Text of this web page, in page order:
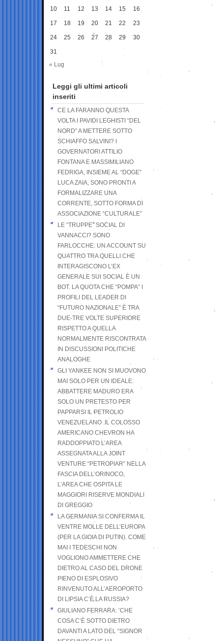
10 11 12 13 14 15 16
17 18 19 20 21 22 23
24 25 26 27 28 29 30
31
« Lug
Leggi gli ultimi articoli
inseriti
CE LA FARANNO QUESTA
VOLTA I PAVIDI LEGHISTI “DEL
NORD” A METTERE SOTTO
SCHIAFFO SALVINI? I
GOVERNATORI ATTILIO
FONTANA E MASSIMILIANO
FEDRIGA, INSIEME AL “DOGE”
LUCA ZAIA, SONO PRONTI A
FORMALIZZARE UNA
CORRENTE, SOTTO FORMA DI
ASSOCIAZIONE “CULTURALE”
LE “TRUPPE” SOCIAL DI
VANNACCI? SONO
FARLOCCHE: UN ACCOUNT SU
QUATTRO TRA QUELLI CHE
INTERAGISCONO L’EX
GENERALE SUI SOCIAL È UN
BOT. LA QUOTA CHE “POMPA” I
PROFILI DEL LEADER DI
“FUTURO NAZIONALE” È TRA
DUE-TRE VOLTE SUPERIORE
RISPETTO A QUELLA
NORMALMENTE RISCONTRATA
IN DISCUSSIONI POLITICHE
ANALOGHE
GLI YANKEE NON SI MUOVONO
MAI SOLO PER UN IDEALE:
ABBATTERE MADURO ERA
SOLO UN PRETESTO PER
PAPPARSI IL PETROLIO
VENEZUELANO .IL COLOSSO
AMERICANO CHEVRON HA
RADDOPPIATO L’AREA
ASSEGNATA ALLA JOINT
VENTURE “PETROPIAR” NELLA
FASCIA DELL’ORINOCO,
L’AREA CHE OSPITA LE
MAGGIORI RISERVE MONDIALI
DI GREGGIO
LA GERMANIA SI CONFERMA IL
VENTRE MOLLE DELL’EUROPA
(PER LA GIOIA DI PUTIN). COME
MAI I TEDESCHI NON
VOGLIONO AMMETTERE CHE
DIETRO AL CASO DEL DRONE
PIENO DI ESPLOSIVO
RINVENUTO ALL’AEROPORTO
DI LIPSIA C’È LA RUSSIA?
GIULIANO FERRARA: ’CHE
COSA C’È SOTTO DIETRO
DAVANTI A LATO DEL “SIGNOR